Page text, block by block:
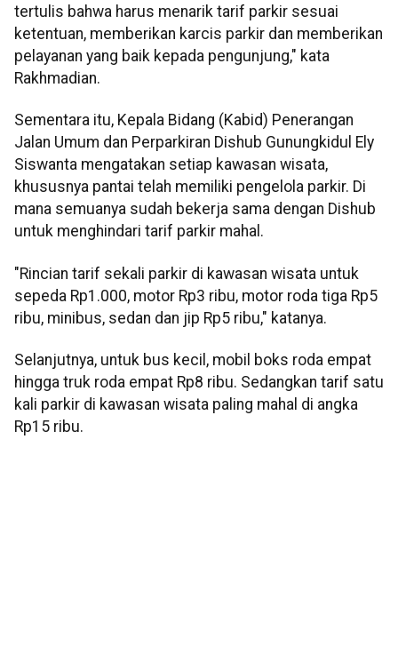
tertulis bahwa harus menarik tarif parkir sesuai
ketentuan, memberikan karcis parkir dan memberikan
pelayanan yang baik kepada pengunjung," kata
Rakhmadian.
Sementara itu, Kepala Bidang (Kabid) Penerangan
Jalan Umum dan Perparkiran Dishub Gunungkidul Ely
Siswanta mengatakan setiap kawasan wisata,
khususnya pantai telah memiliki pengelola parkir. Di
mana semuanya sudah bekerja sama dengan Dishub
untuk menghindari tarif parkir mahal.
"Rincian tarif sekali parkir di kawasan wisata untuk
sepeda Rp1.000, motor Rp3 ribu, motor roda tiga Rp5
ribu, minibus, sedan dan jip Rp5 ribu," katanya.
Selanjutnya, untuk bus kecil, mobil boks roda empat
hingga truk roda empat Rp8 ribu. Sedangkan tarif satu
kali parkir di kawasan wisata paling mahal di angka
Rp15 ribu.